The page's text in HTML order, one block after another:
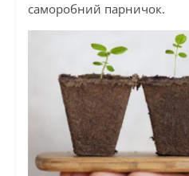
саморобний парничок.